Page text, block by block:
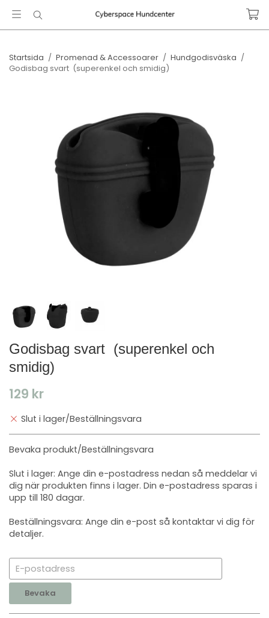
Startsida / Promenad & Accessoarer / Hundgodisväska /
Godisbag svart ​ (superenkel och smidig)
Godisbag svart ​ (superenkel och
smidig)
129 kr
Slut i lager/Beställningsvara
Bevaka produkt/Beställningsvara
Slut i lager: Ange din e-postadress nedan så meddelar vi
dig när produkten finns i lager. Din e-postadress sparas i
upp till 180 dagar.
Beställningsvara: Ange din e-post så kontaktar vi dig för
detaljer.
Bevaka